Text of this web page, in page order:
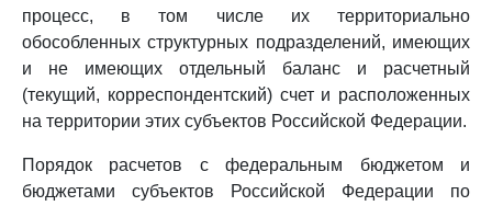
процесс, в том числе их территориально
обособленных структурных подразделений, имеющих
и не имеющих отдельный баланс и расчетный
(текущий, корреспондентский) счет и расположенных
на территории этих субъектов Российской Федерации.
Порядок расчетов с федеральным бюджетом и
бюджетами субъектов Российской Федерации по